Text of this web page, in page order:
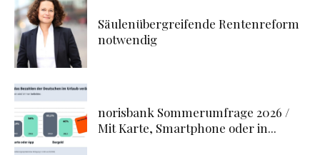
Säulenübergreifende Rentenreform
notwendig
norisbank Sommerumfrage 2026 /
Mit Karte, Smartphone oder in...